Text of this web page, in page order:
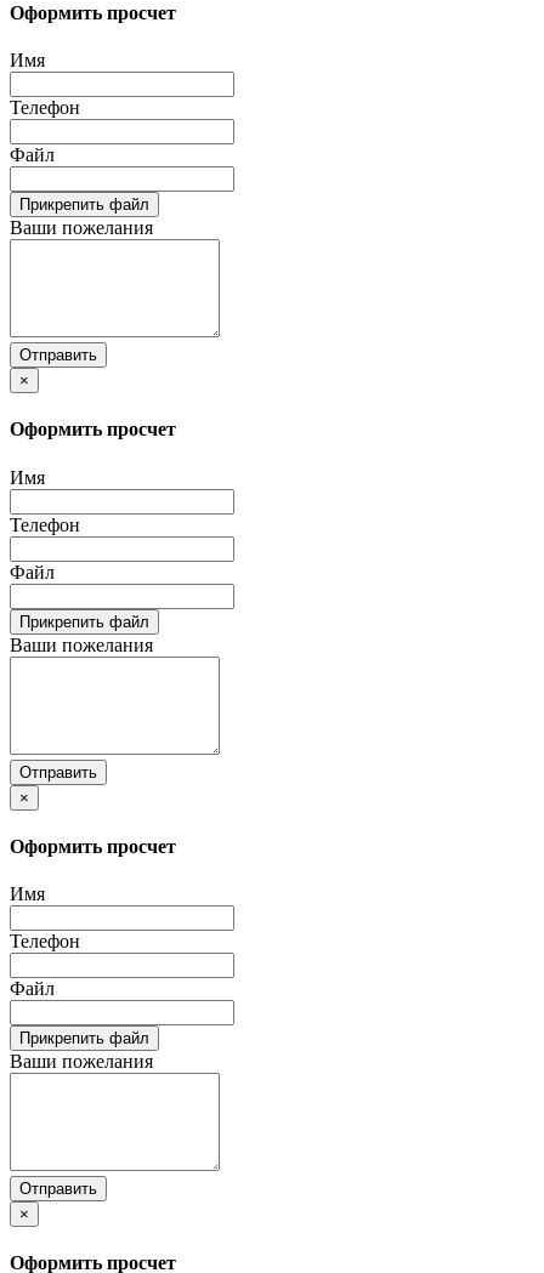
Оформить просчет
Имя
Телефон
Файл
Прикрепить файл
Ваши пожелания
Отправить
×
Оформить просчет
Имя
Телефон
Файл
Прикрепить файл
Ваши пожелания
Отправить
×
Оформить просчет
Имя
Телефон
Файл
Прикрепить файл
Ваши пожелания
Отправить
×
Оформить просчет